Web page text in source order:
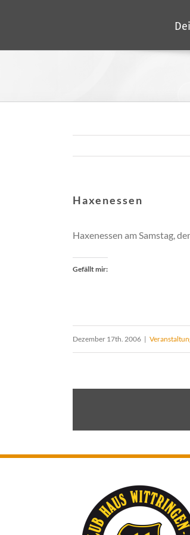
springen
Haxenessen
Haxenessen am Samstag,
Gefällt mir:
Dezember 17th. 2006 |